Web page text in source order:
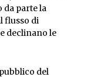
da parte la
flusso di
declinano le
del